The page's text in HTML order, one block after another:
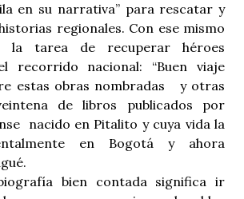
en su narrativa” para rescatar y
regionales. Con ese mismo
la tarea de recuperar héroes
recorrido nacional: “Buen viaje
estas obras nombradas y otras
de libros publicados por
nacido en Pitalito y cuya vida la
en Bogotá y ahora
bien contada significa ir